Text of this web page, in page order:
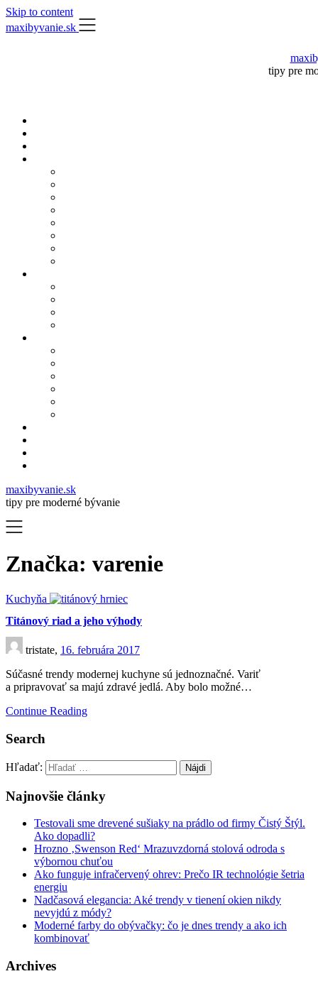
Skip to content
maxibyvanie.sk
tipy pre
maxibyvanie.sk
tipy pre moderné bývanie
Značka: varenie
Kuchyňa
Titánový riad a jeho výhody
tristate, 16. februára 2017
Súčasné trendy modernej kuchyne sú jednoznačné. Variť
a pripravovať sa majú zdravé jedlá. Aby bolo možné…
Continue Reading
Search
Hľadať:
Najnovšie články
Testovali sme drevené sušiaky na prádlo od firmy Čistý Štýl.
Ako dopadli?
Hrozno ‚Swenson Red‘ Mrazuvzdorná stolová odroda s
výbornou chuťou
Ako funguje infračervený ohrev: Prečo IR technológie šetria
energiu
Nadčasová elegancia: Aké trendy v tienení okien nikdy
nevyjdú z módy?
Moderné farby do obývačky: čo je dnes trendy a ako ich
kombinovať
Archives